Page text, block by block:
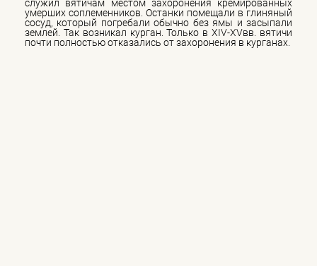
служил вятичам местом захоронения кремированных
умерших соплеменников. Останки помещали в глиняный
сосуд, который погребали обычно без ямы и засыпали
землей. Так возникал курган. Только в XIV-XVвв. вятичи
почти полностью отказались от захоронения в курганах.